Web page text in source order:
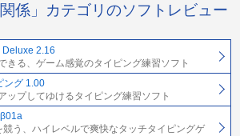
関係」カテゴリのソフトレビュー
Deluxe 2.16
きる、ゲーム感覚のタイピング練習ソフト
ング 1.00
ップしてゆけるタイピング練習ソフト
う、ハイレベルで爽快なタッチタイピングゲ